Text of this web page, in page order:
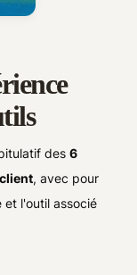
des6
, avec pour
et l'outil associé